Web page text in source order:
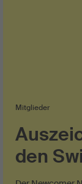
Mitglieder
den